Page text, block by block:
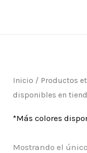
Inicio / Productos
disponibles en
*Más colores
Mostrando el